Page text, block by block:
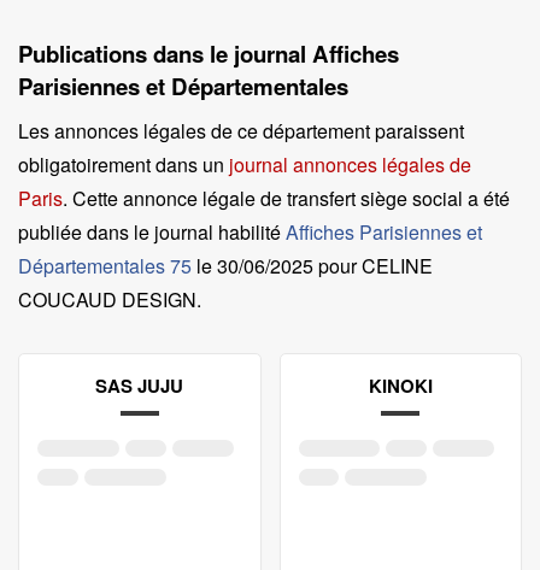
Publications dans le journal Affiches
Parisiennes et Départementales
Les annonces légales de ce département paraissent
obligatoirement dans un journal annonces légales de
Paris. Cette annonce légale de transfert siège social a été
publiée dans le journal habilitéAffiches Parisiennes et
Départementales 75 le30/06/2025 pour CELINE
COUCAUD DESIGN.
SAS JUJU KINOKI